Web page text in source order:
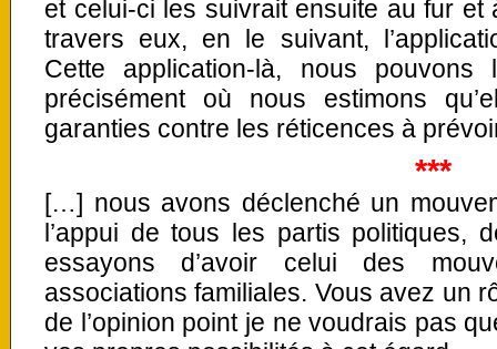
et celui-ci les suivrait ensuite au fur
travers eux, en le suivant,
Cette application-là, nous pouvons
précisément où nous estimons
garanties contre les réticences à
***
[…] nous avons déclenché un
l’appui de tous les partis politiques,
essayons d’avoir celui des
associations familiales. Vous avez un
de l’opinion point je ne voudrais pas